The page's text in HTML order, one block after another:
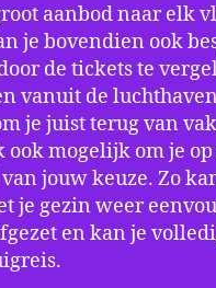
aanbod naar elk
je bovendien ook
de tickets te
vanuit de
je juist terug van
mogelijk om je
jouw keuze. Zo
je gezin weer
en kan je